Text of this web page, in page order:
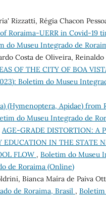
Rizzatti, Régia Chacon
Roraima-UERR in Covid-19
do Museu Integrado de
Costa de Oliveira,
OF THE CITY OF BOA
Boletim do Museu
(Hymenoptera, Apidae) from
do Museu Integrado de
AGE-GRADE DISTORTION: A
EDUCATION IN THE STATE
FLOW , Boletim do Museu
de Roraima (Online)
Bianca Maíra de Paiva
de Roraima, Brasil , Boletim